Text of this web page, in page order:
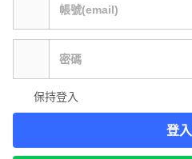
保持登入
登入